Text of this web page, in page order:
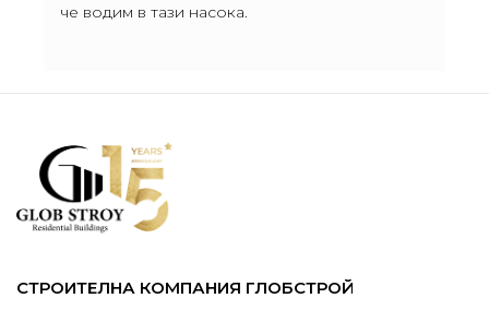
че водим в тази насока.
СТРОИТЕЛНА КОМПАНИЯ ГЛОБСТРОЙ